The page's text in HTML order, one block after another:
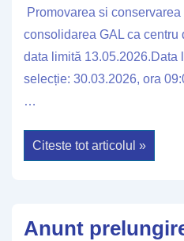
Promovarea si
consolidarea GAL ca centru
data limită 13.05.2026.Data
selecție: 30.03.2026, ora
…
Anunt
prelungire
apel
Citeste tot articolul »
Anunt